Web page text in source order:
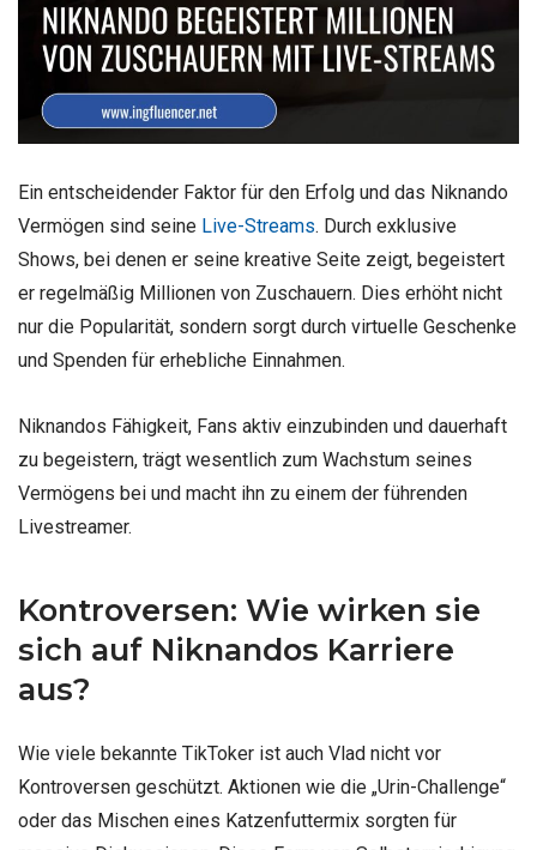
Ein entscheidender Faktor für den Erfolg und das Niknando
Vermögen sind seine Live-Streams. Durch exklusive
Shows, bei denen er seine kreative Seite zeigt, begeistert
er regelmäßig Millionen von Zuschauern. Dies erhöht nicht
nur die Popularität, sondern sorgt durch virtuelle Geschenke
und Spenden für erhebliche Einnahmen.
Niknandos Fähigkeit, Fans aktiv einzubinden und dauerhaft
zu begeistern, trägt wesentlich zum Wachstum seines
Vermögens bei und macht ihn zu einem der führenden
Livestreamer.
Kontroversen: Wie wirken sie
sich auf Niknandos Karriere
aus?
Wie viele bekannte TikToker ist auch Vlad nicht vor
Kontroversen geschützt. Aktionen wie die „Urin-Challenge“
oder das Mischen eines Katzenfuttermix sorgten für